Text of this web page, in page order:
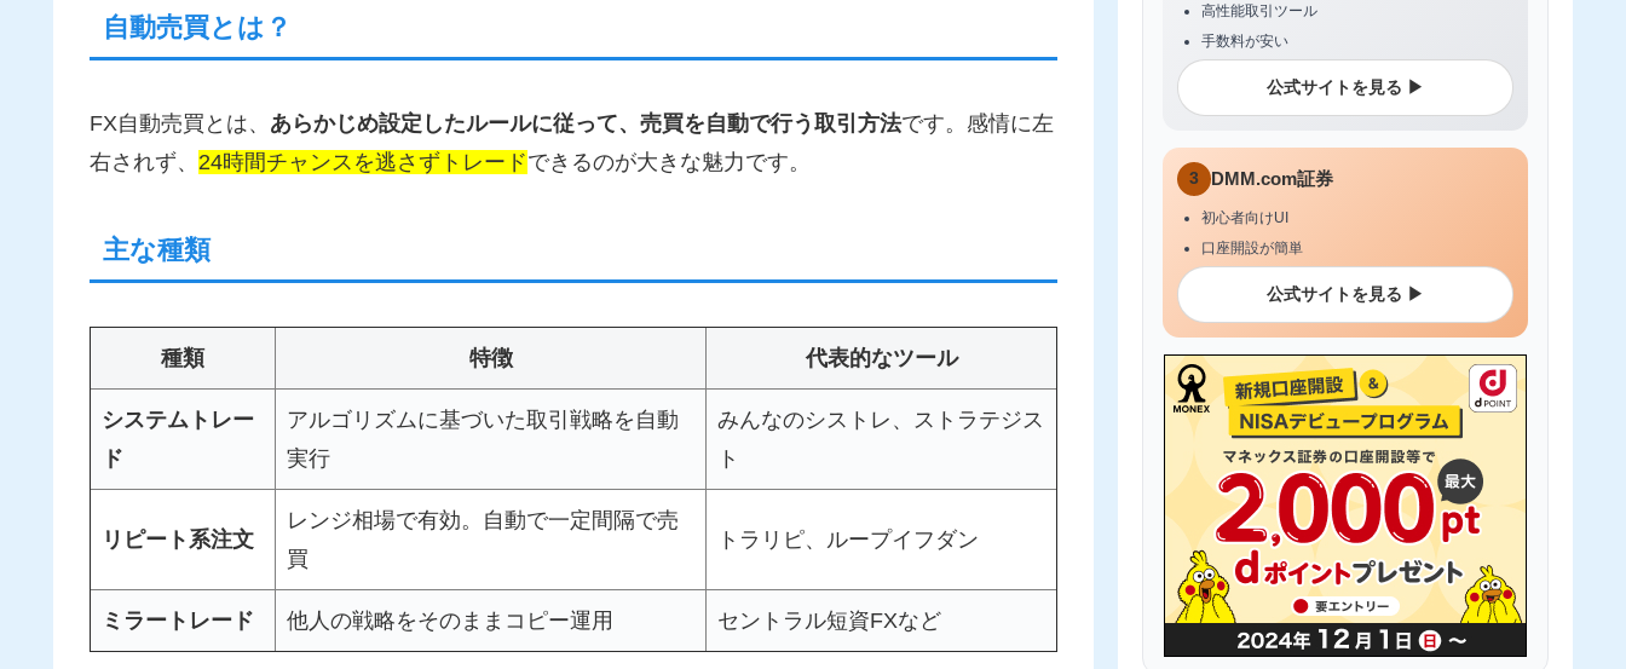
自動売買とは？
FX自動売買とは、 あらかじめ設定したルールに従って、売買を自動で行う取引方法です。感情に左
右されず、 24時間チャンスを逃さずトレードできるのが大きな魅力です。
主な種類
種類 特徴 代表的なツール
システムトレー
ド
アルゴリズムに基づいた取引戦略を自動
実行
みんなのシストレ、ストラテジス
ト
リピート系注文
レンジ相場で有効。自動で一定間隔で売
買
トラリピ、ループイフダン
ミラートレード 他人の戦略をそのままコピー運用 セントラル短資FXなど
高性能取引ツール
手数料が安い
公式サイトを見る ▶
3 DMM.com証券
初心者向けUI
口座開設が簡単
公式サイトを見る ▶